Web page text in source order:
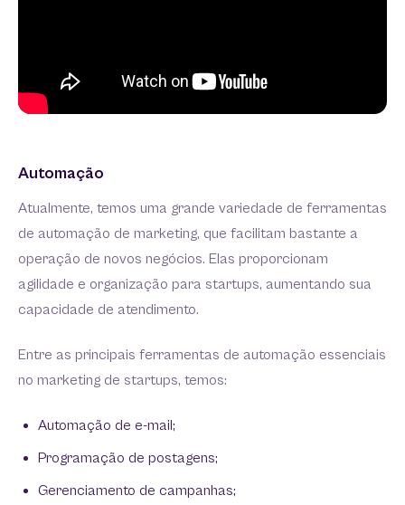
Automação
Atualmente, temos uma grande variedade de ferramentas
de automação de marketing, que facilitam bastante a
operação de novos negócios. Elas proporcionam
agilidade e organização para startups, aumentando sua
capacidade de atendimento.
Entre as principais ferramentas de automação essenciais
no marketing de startups, temos:
Automação de e-mail;
Programação de postagens;
Gerenciamento de campanhas;